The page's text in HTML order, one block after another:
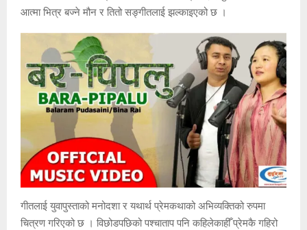
आत्मा भित्र बज्ने मौन र तितो सङ्गीतलाई झल्काइएको छ ।
गीतलाई युवापुस्ताको मनोदशा र यथार्थ प्रेमकथाको अभिव्यक्तिको रुपमा
चित्रण गरिएको छ । विछोडपछिको पश्चाताप पनि कहिलेकाहीँ प्रेमकै गहिरो